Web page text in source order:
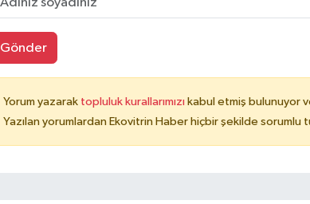
Gönder
Yorum yazarak topluluk kurallarımızı kabul etmiş bulunuyor
Yazılan yorumlardan Ekovitrin Haber hiçbir şekilde sorumlu